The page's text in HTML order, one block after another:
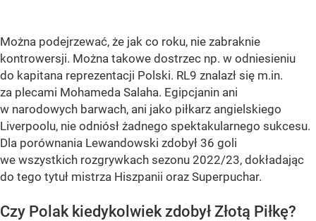
Można podejrzewać, że jak co roku, nie zabraknie
kontrowersji. Można takowe dostrzec np. w odniesieniu
do kapitana reprezentacji Polski. RL9 znalazł się m.in.
za plecami Mohameda Salaha. Egipcjanin ani
w narodowych barwach, ani jako piłkarz angielskiego
Liverpoolu, nie odniósł żadnego spektakularnego sukcesu.
Dla porównania Lewandowski zdobył 36 goli
we wszystkich rozgrywkach sezonu 2022/23, dokładając
do tego tytuł mistrza Hiszpanii oraz Superpuchar.
Czy Polak kiedykolwiek zdobył Złotą Piłkę?